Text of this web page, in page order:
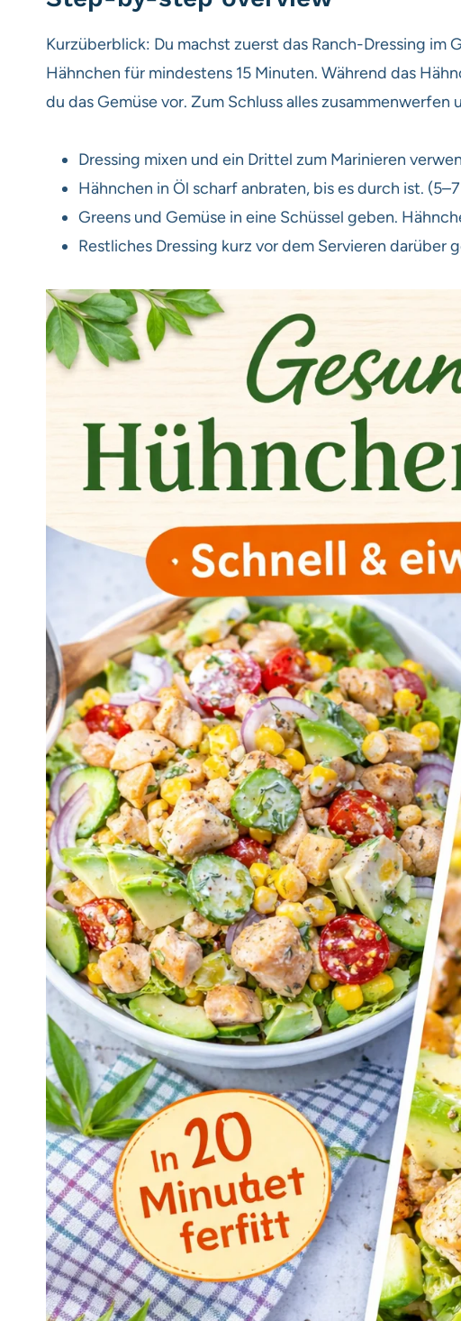
Kurzüberblick: Du machst zuerst das Ranch-Dressing im
Hähnchen für mindestens 15 Minuten. Während das
du das Gemüse vor. Zum Schluss alles zusammenwerfen
Dressing mixen und ein Drittel zum Marinieren
Hähnchen in Öl scharf anbraten, bis es durch ist.
Greens und Gemüse in eine Schüssel geben.
Restliches Dressing kurz vor dem Servieren darüber